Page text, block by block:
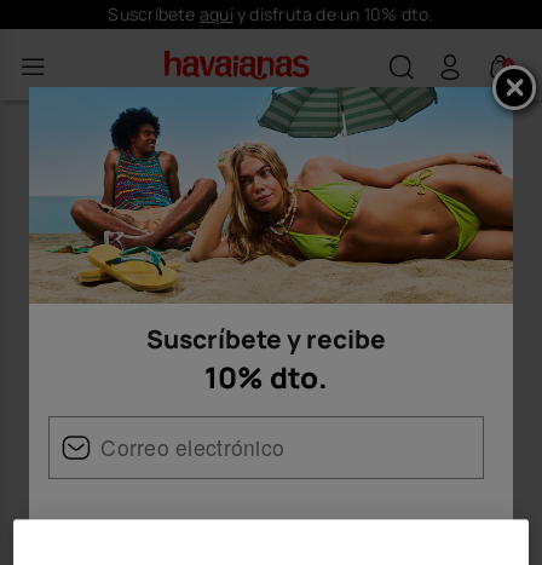
Suscríbete aquíy disfruta de un 10% dto.
0
Suscríbete y recibe
10% dto.